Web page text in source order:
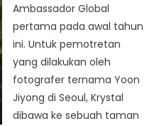
Ambassador Global
pertama pada awal tahun
ini. Untuk pemotretan
yang dilakukan oleh
fotografer ternama Yoon
Jiyong di Seoul, Krystal
dibawa ke sebuah taman